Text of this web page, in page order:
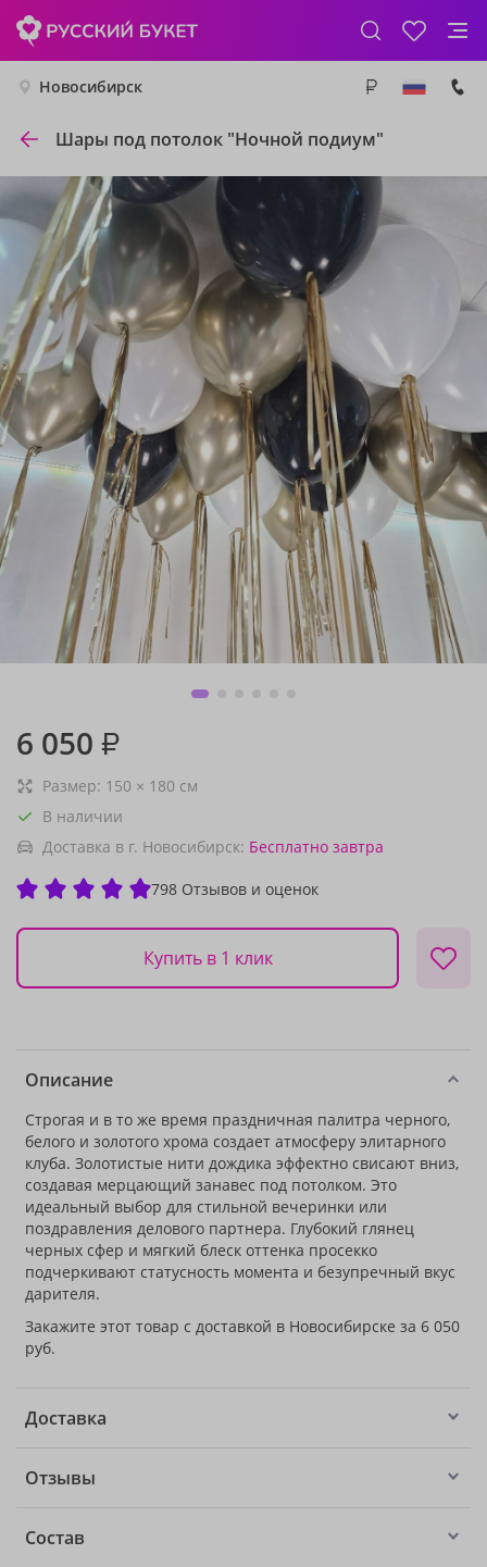
Новосибирск
Шары под потолок "Ночной подиум"
6 050 ₽
Размер: 150 × 180 см
В наличии
Доставка в г. Новосибирск: Бесплатно завтра
798 Отзывов и оценок
Купить в 1 клик
Описание
Строгая и в то же время праздничная палитра черного,
белого и золотого хрома создает атмосферу элитарного
клуба. Золотистые нити дождика эффектно свисают вниз,
создавая мерцающий занавес под потолком. Это
идеальный выбор для стильной вечеринки или
поздравления делового партнера. Глубокий глянец
черных сфер и мягкий блеск оттенка просекко
подчеркивают статусность момента и безупречный вкус
дарителя.
Закажите этот товар с доставкой в Новосибирске за 6 050
руб.
Доставка
Отзывы
Состав